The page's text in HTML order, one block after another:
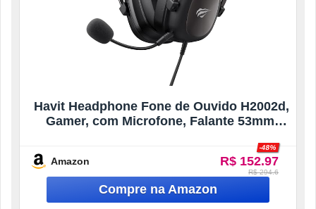
Havit Headphone Fone de Ouvido H2002d,
Gamer, com Microfone, Falante 53mm,
Amazon R$ 152.97
-48%
R$ 294.6